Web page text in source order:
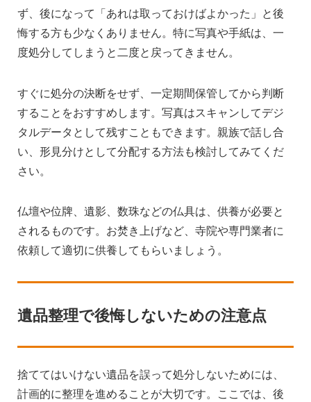
ず、後になって「あれは取っておけばよかった」と後
悔する方も少なくありません。特に写真や手紙は、一
度処分してしまうと二度と戻ってきません。
すぐに処分の決断をせず、一定期間保管してから判断
することをおすすめします。写真はスキャンしてデジ
タルデータとして残すこともできます。親族で話し合
い、形見分けとして分配する方法も検討してみてくだ
さい。
仏壇や位牌、遺影、数珠などの仏具は、供養が必要と
されるものです。お焚き上げなど、寺院や専門業者に
依頼して適切に供養してもらいましょう。
遺品整理で後悔しないための注意点
捨ててはいけない遺品を誤って処分しないためには、
計画的に整理を進めることが大切です。ここでは、後